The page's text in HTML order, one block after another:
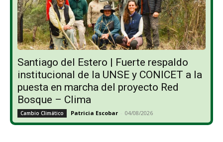
Santiago del Estero | Fuerte respaldo
institucional de la UNSE y CONICET a la
puesta en marcha del proyecto Red
Bosque – Clima
Cambio Climático Patricia Escobar - 04/08/2026